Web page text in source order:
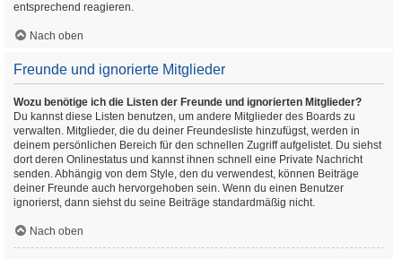
entsprechend reagieren.
Nach oben
Freunde und ignorierte Mitglieder
Wozu benötige ich die Listen der Freunde und ignorierten Mitglieder?
Du kannst diese Listen benutzen, um andere Mitglieder des Boards zu
verwalten. Mitglieder, die du deiner Freundesliste hinzufügst, werden in
deinem persönlichen Bereich für den schnellen Zugriff aufgelistet. Du siehst
dort deren Onlinestatus und kannst ihnen schnell eine Private Nachricht
senden. Abhängig von dem Style, den du verwendest, können Beiträge
deiner Freunde auch hervorgehoben sein. Wenn du einen Benutzer
ignorierst, dann siehst du seine Beiträge standardmäßig nicht.
Nach oben